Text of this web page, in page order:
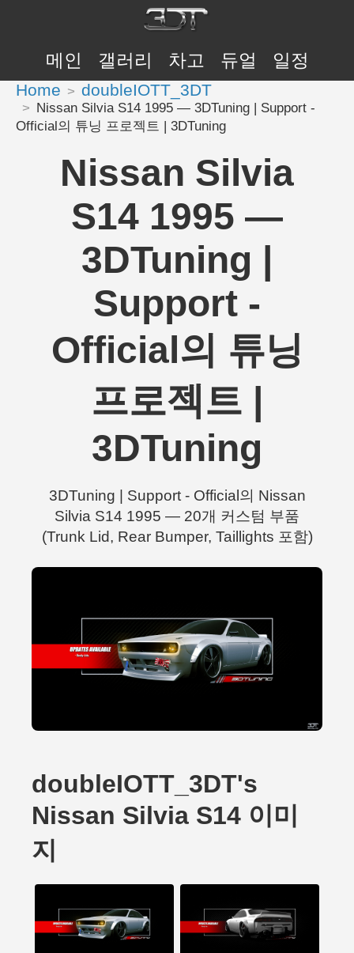
메인 갤러리 차고 듀얼 일정
Home doubleIOTT_3DT
Nissan Silvia S14 1995 — 3DTuning | Support -
Official의 튜닝 프로젝트 | 3DTuning
Nissan Silvia
S14 1995 —
3DTuning |
Support -
Official의 튜닝
프로젝트 |
3DTuning
3DTuning | Support - Official의 Nissan
Silvia S14 1995 — 20개 커스텀 부품
(Trunk Lid, Rear Bumper, Taillights 포함)
doubleIOTT_3DT's
Nissan Silvia S14 이미
지